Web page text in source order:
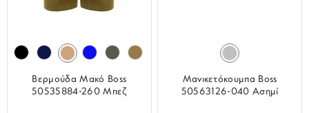
Βερμούδα Μακό Boss
50535884-260 Μπεζ
Μανικετόκουμπα Boss
50563126-040 Ασημί